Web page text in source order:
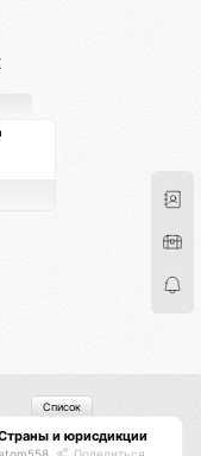
и юрисдикции
Список